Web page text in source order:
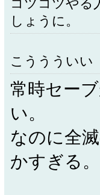
コツコツやる
しょうに。
こううういい
常時セー
い。
なのに全
かすぎる。